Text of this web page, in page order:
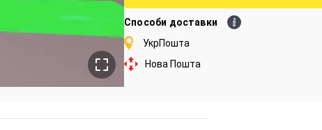
Способи доставки
УкрПошта
Нова Пошта